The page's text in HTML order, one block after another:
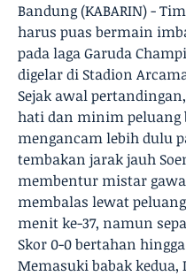
Bandung (KABARIN) -
harus puas bermain
pada laga Garuda
digelar di Stadion
Sejak awal
hati dan minim peluang
mengancam lebih dulu
tembakan jarak jauh
membentur mistar
membalas lewat
menit ke-37, namun
Skor 0-0 bertahan
Memasuki babak